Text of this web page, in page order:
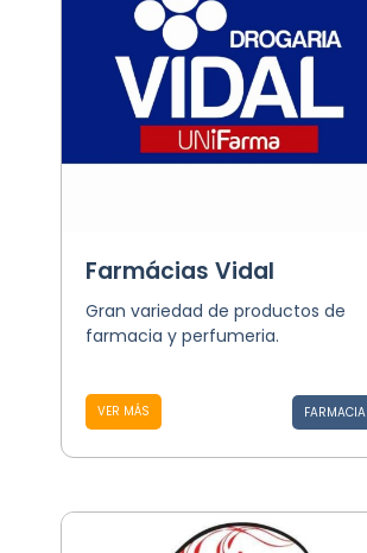
Farmácias Vidal
Gran variedad de productos de
farmacia y perfumeria.
VER MÁS FARMACIA